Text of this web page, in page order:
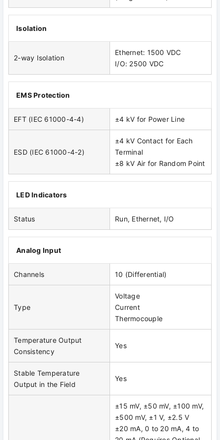
Isolation
2-way Isolation
Ethernet: 1500 VDC
I/O: 2500 VDC
EMS Protection
EFT (IEC 61000-4-4) ±4 kV for Power Line
ESD (IEC 61000-4-2)
±4 kV Contact for Each
Terminal
±8 kV Air for Random Point
LED Indicators
Status Run, Ethernet, I/O
Analog Input
Channels 10 (Differential)
Type
Voltage
Current
Thermocouple
Temperature Output
Consistency
Yes
Stable Temperature
Output in the Field
Yes
±15 mV, ±50 mV, ±100 mV,
±500 mV, ±1 V, ±2.5 V
±20 mA, 0 to 20 mA, 4 to